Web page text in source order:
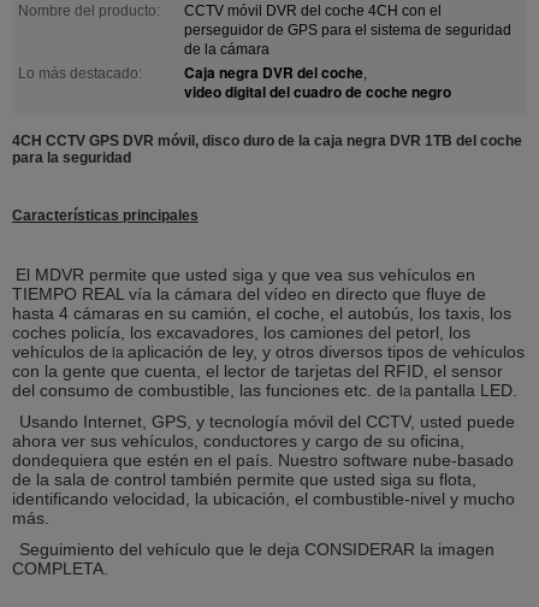
Nombre del producto:
CCTV móvil DVR del coche 4CH con el
perseguidor de GPS para el sistema de seguridad
de la cámara
Lo más destacado:
Caja negra DVR del coche,
video digital del cuadro de coche negro
4CH CCTV GPS DVR móvil, disco duro de la caja negra DVR 1TB del coche
para la seguridad
Características principales
El MDVR permite que usted siga y que vea sus vehículos en
TIEMPO REAL vía la cámara del vídeo en directo que fluye de
hasta 4 cámaras en su camión, el coche, el autobús, los taxis, los
coches policía, los excavadores, los camiones del petorl, los
vehículos de la aplicación de ley, y otros diversos tipos de vehículos
con la gente que cuenta, el lector de tarjetas del RFID, el sensor
del consumo de combustible, las funciones etc. de la pantalla LED.
Usando Internet, GPS, y tecnología móvil del CCTV, usted puede
ahora ver sus vehículos, conductores y cargo de su oficina,
dondequiera que estén en el país. Nuestro software nube-basado
de la sala de control también permite que usted siga su flota,
identificando velocidad, la ubicación, el combustible-nivel y mucho
más.
Seguimiento del vehículo que le deja CONSIDERAR la imagen
COMPLETA.